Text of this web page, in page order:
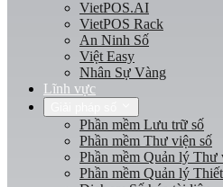
VietPOS.AI
VietPOS Rack
An Ninh Số
Việt Easy
Nhân Sự Vàng
Lĩnh vực
Phần mềm Lưu trữ số
Phần mềm Thư viện số
Phần mềm Quản lý Thư
Phần mềm Quản lý